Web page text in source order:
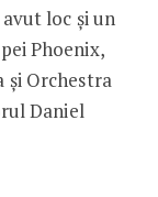
loc și un
Phoenix,
și Orchestra
Daniel